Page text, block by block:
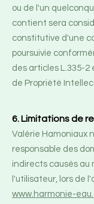
ou de l'un
contient sera
constitutive d'une
poursuivie
des articles L.335-2
de Propriété
6. Limitations de
Valérie Hamoniaux
responsable des
indirects causés au
l'utilisateur, lors de
www.harmonie-